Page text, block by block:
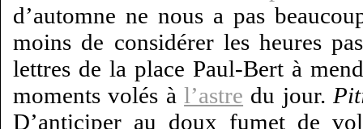
d’automne ne nous a pas
moins de considérer les heures
lettres de la place Paul-Bert à
moments volés àl’astre du jour.
D’anticiper au doux fumet de